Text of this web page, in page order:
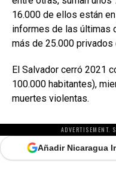
16.000 de ellos están
informes de las últimas
más de 25.000 privados
El Salvador cerró 2021
100.000 habitantes),
muertes violentas.
ADVERTISEMENT.
Añadir Nicaragua